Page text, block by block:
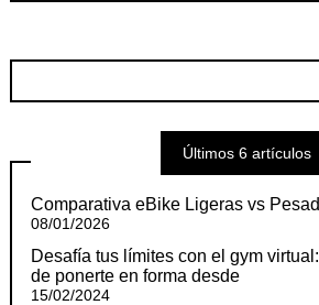
Últimos 6 artículos
Comparativa eBike Ligeras vs
08/01/2026
Desafía tus límites con el gym
de ponerte en forma desde
15/02/2024